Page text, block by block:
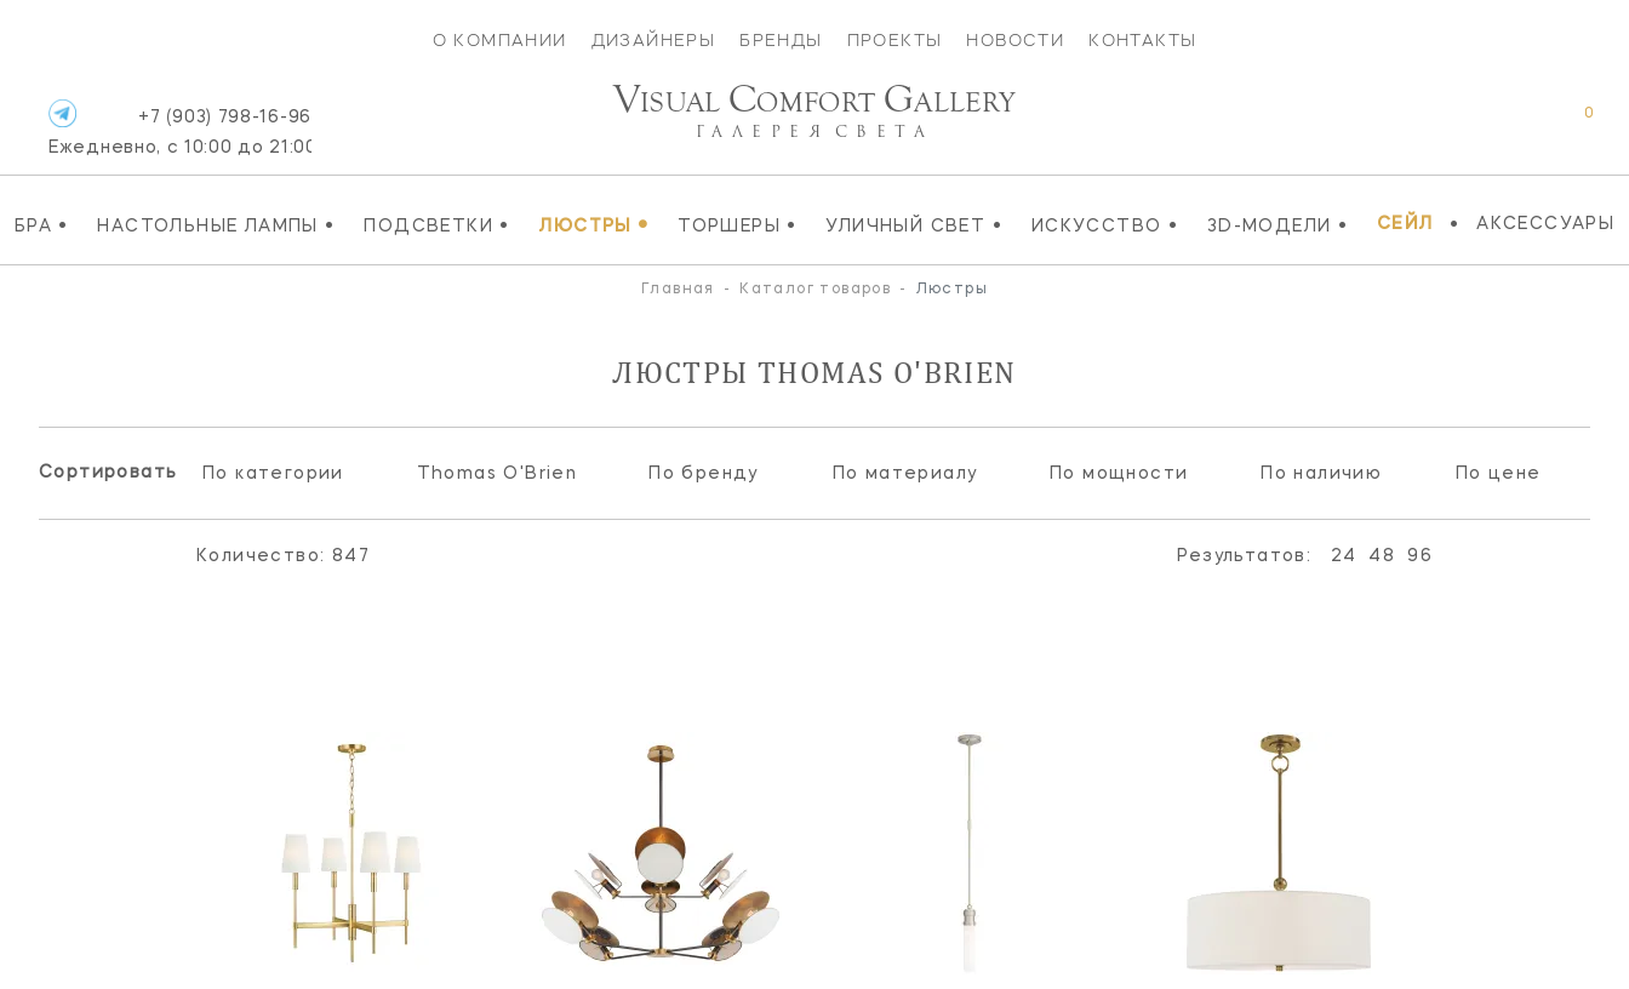
О КОМПАНИИ ДИЗАЙНЕРЫ БРЕНДЫ ПРОЕКТЫ НОВОСТИ КОНТАКТЫ
БРА • НАСТОЛЬНЫЕ ЛАМПЫ • ПОДСВЕТКИ • ЛЮСТРЫ • ТОРШЕРЫ • УЛИЧНЫЙ СВЕТ • ИСКУССТВО • 3D-МОДЕЛИ • СЕЙЛ • АКСЕССУАРЫ
+7 (903) 798-16-96
Ежедневно, с 10:00 до 21:00
0
VISUAL COMFORT GALLERY
ГАЛЕРЕЯ СВЕТА
Главная - Каталог товаров - Люстры
ЛЮСТРЫ THOMAS O'BRIEN
Сортировать: По категории Thomas O'Brien По бренду По материалу По мощности По наличию По цене
Количество: 847 Результатов: 24 48 96